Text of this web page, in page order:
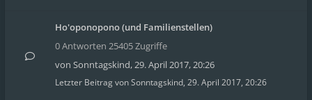
Ho'oponopono (und Familienstellen)
0 Antworten 25405 Zugriffe
von Sonntagskind,29. April 2017, 20:26
Letzter Beitrag vonSonntagskind, 29. April 2017, 20:26